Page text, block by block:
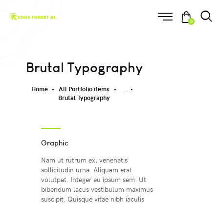
0
Brutal Typography
Home All Portfolio items
...
Brutal Typography
Graphic
Nam ut rutrum ex, venenatis
sollicitudin urna. Aliquam erat
volutpat. Integer eu ipsum sem. Ut
bibendum lacus vestibulum maximus
suscipit. Quisque vitae nibh iaculis